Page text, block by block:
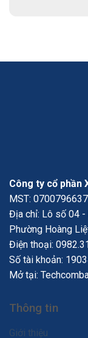
Công ty cổ phần
MST: 0700796637
Địa chỉ: Lô số 04 -
Phường Hoàng
Điện thoại:
Số tài khoản:
Mở tại:
Thông tin
Giới thiệu